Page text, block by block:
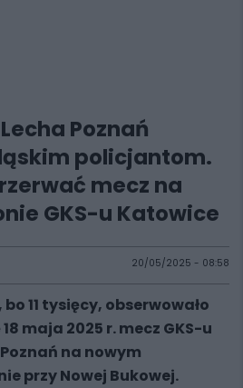
Poznań
policjantom.
mecz na
GKS-u Katowice
20/05/2025 - 08:58
11 tysięcy, obserwowało
maja 2025 r. mecz GKS-u
na nowym
przy Nowej Bukowej.